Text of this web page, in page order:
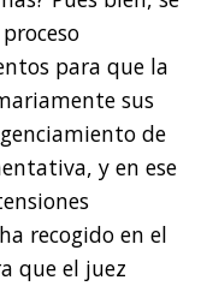
para que la
sus
de
y en ese
recogido en el
que el juez